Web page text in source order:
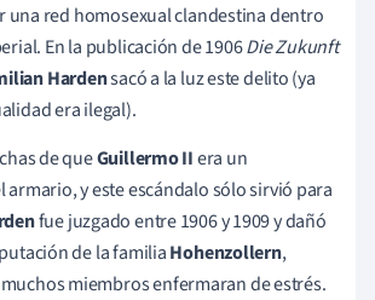
una red homosexual clandestina dentro
En la publicación de 1906Die Zukunft
Hardensacó a la luz este delito (ya
era ilegal).
de queGuillermo IIera un
armario, y este escándalo sólo sirvió para
fue juzgado entre 1906 y 1909 y dañó
de la familiaHohenzollern,
miembros enfermaran de estrés.